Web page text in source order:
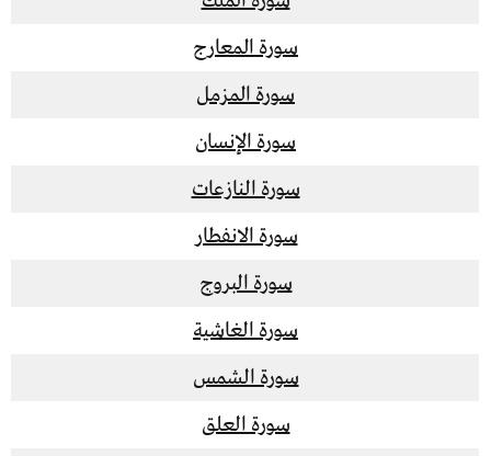
سورة المعارج
سورة المزمل
سورة الإنسان
سورة النازعات
سورة الانفطار
سورة البروج
سورة الغاشية
سورة الشمس
سورة العلق